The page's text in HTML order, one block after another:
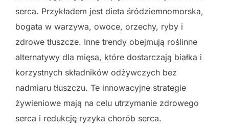
serca. Przykładem jest dieta śródziemnomorska,
bogata w warzywa, owoce, orzechy, ryby i
zdrowe tłuszcze. Inne trendy obejmują roślinne
alternatywy dla mięsa, które dostarczają białka i
korzystnych składników odżywczych bez
nadmiaru tłuszczu. Te innowacyjne strategie
żywieniowe mają na celu utrzymanie zdrowego
serca i redukcję ryzyka chorób serca.